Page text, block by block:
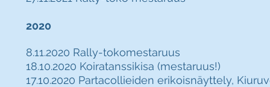
2020
8.11.2020 Rally-tokomestaruus
18.10.2020 Koiratanssikisa (mestaruus!)
17.10.2020 Partacollieiden erikoisnäyttely,